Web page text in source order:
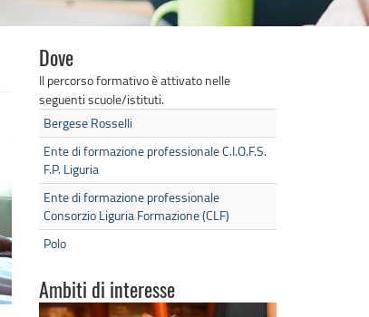
Dove
Il percorso formativo è attivato nelle
seguenti scuole/istituti.
Bergese Rosselli
Ente di formazione professionale C.I.O.F.S.
F.P. Liguria
Ente di formazione professionale
Consorzio Liguria Formazione (CLF)
Polo
Ambiti di interesse